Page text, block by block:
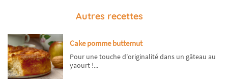
Autres recettes
Cake pomme butternut
Pour une touche d'originalité dans un gâteau au
yaourt !...